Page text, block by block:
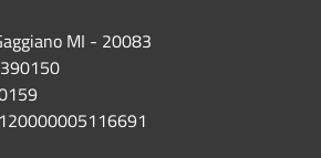
MI - 20083